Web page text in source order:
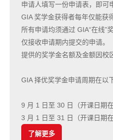
申请人填写一份申请表，即可
GIA 奖学金获得者每年仅能获
所有申请均须通过 GIA“在线”
仅接收申请期内提交的申请。
提供的奖学金名额及金额因校
GIA 择优奖学金申请周期在以
9 月 1 日至 30 日（开课日期
3 月 1 日至 31 日（开课日期
了解更多